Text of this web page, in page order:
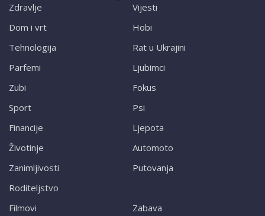
Zdravlje
Dom i vrt
Tehnologija
Parfemi
Zubi
Sport
Financije
Životinje
Zanimljivosti
Roditeljstvo
Vijesti
Hobi
Rat u Ukrajini
Ljubimci
Fokus
Psi
Ljepota
Automoto
Putovanja
Filmovi Zabava